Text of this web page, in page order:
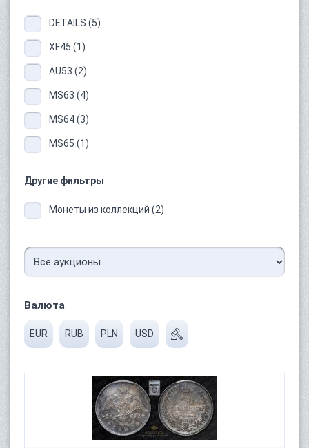
DETAILS (5)
XF45 (1)
AU53 (2)
MS63 (4)
MS64 (3)
MS65 (1)
Другие фильтры
Монеты из коллекций (2)
Валюта
EUR RUB PLN USD